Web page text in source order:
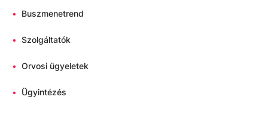
• Buszmenetrend
• Szolgáltatók
• Orvosi ügyeletek
• Ügyintézés